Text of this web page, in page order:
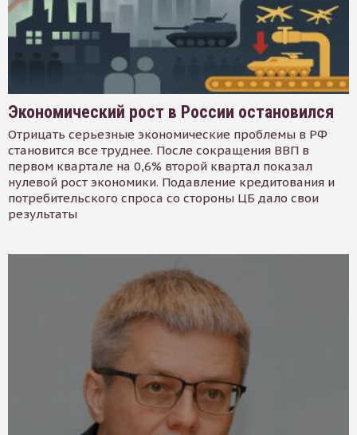
Экономический рост в России остановился
Отрицать серьезные экономические проблемы в РФ
становится все труднее. После сокращения ВВП в
первом квартале на 0,6% второй квартал показал
нулевой рост экономики. Подавление кредитования и
потребительского спроса со стороны ЦБ дало свои
результаты